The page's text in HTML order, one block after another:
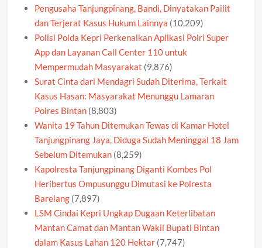
Pengusaha Tanjungpinang, Bandi, Dinyatakan Pailit
dan Terjerat Kasus Hukum Lainnya (10,209)
Polisi Polda Kepri Perkenalkan Aplikasi Polri Super
App dan Layanan Call Center 110 untuk
Mempermudah Masyarakat (9,876)
Surat Cinta dari Mendagri Sudah Diterima, Terkait
Kasus Hasan: Masyarakat Menunggu Lamaran
Polres Bintan (8,803)
Wanita 19 Tahun Ditemukan Tewas di Kamar Hotel
Tanjungpinang Jaya, Diduga Sudah Meninggal 18 Jam
Sebelum Ditemukan (8,259)
Kapolresta Tanjungpinang Diganti Kombes Pol
Heribertus Ompusunggu Dimutasi ke Polresta
Barelang (7,897)
LSM Cindai Kepri Ungkap Dugaan Keterlibatan
Mantan Camat dan Mantan Wakil Bupati Bintan
dalam Kasus Lahan 120 Hektar (7,747)